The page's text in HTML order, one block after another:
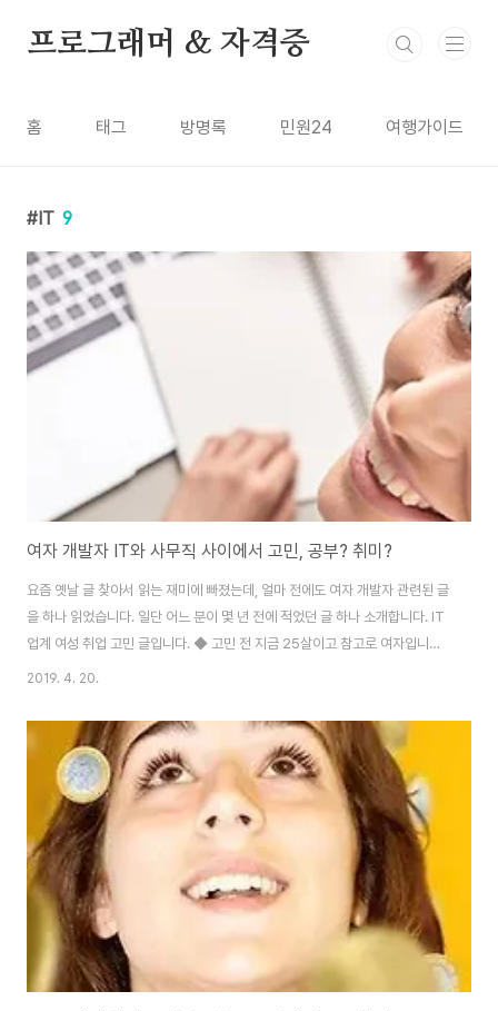
프로그래머 & 자격증
홈 태그 방명록 민원24 여행가이드
IT 9
여자 개발자 IT와 사무직 사이에서 고민, 공부? 취미?
요즘 옛날 글 찾아서 읽는 재미에 빠졌는데, 얼마 전에도 여자 개발자 관련된 글
을 하나 읽었습니다. 일단 어느 분이 몇 년 전에 적었던 글 하나 소개합니다. IT
업계 여성 취업 고민 글입니다. ◆ 고민 전 지금 25살이고 참고로 여자입니다.
2001년에 컴퓨터 정보 관리 과를 전공해서 1년 놀다가(재수생활) 사무직으로
돼서야 제가 경력 관리를 못 했다는 걸 알았습니다. 후회가 됐죠. 학교를 갓 졸
업했을 때는 꿈도 많고 뭐든 될 것 같았는데(참고로 네트워크 관리자였습니다)
너무 다른 일을 해왔네요. 너무 멀리 돌아온 감이 있습니다. 이번에 회사를 그만
두고 다시 시작하는 마음으로 내가 뭘 할 것이냐 곰곰이 생각했습니다. 그리고
2019. 4. 20.